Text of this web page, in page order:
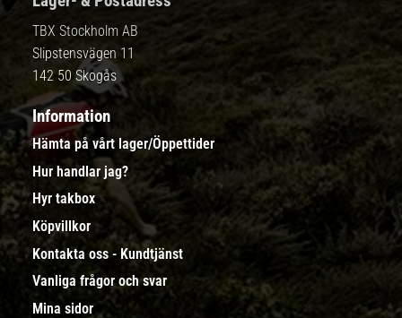
TBX Stockholm AB
Slipstensvägen 11
142 50 Skogås
Information
Hämta på vårt lager/Öppettider
Hur handlar jag?
Hyr takbox
Köpvillkor
Kontakta oss - Kundtjänst
Vanliga frågor och svar
Mina sidor